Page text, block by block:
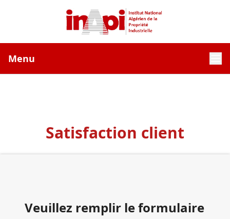
Menu
Satisfaction client
Veuillez remplir le formulaire